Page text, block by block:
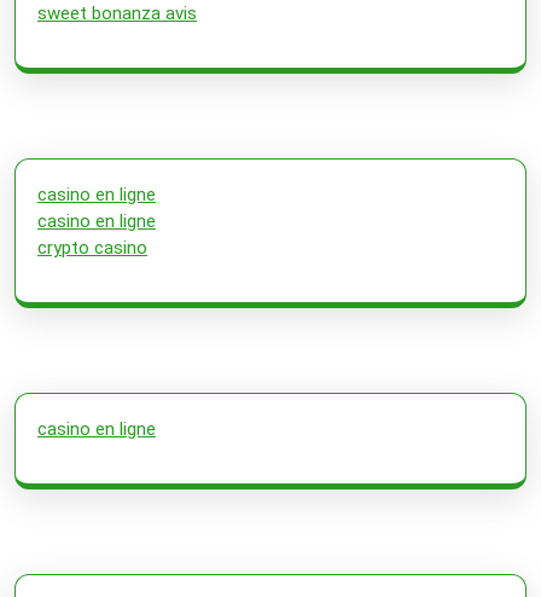
sweet bonanza avis
casino en ligne
casino en ligne
crypto casino
casino en ligne